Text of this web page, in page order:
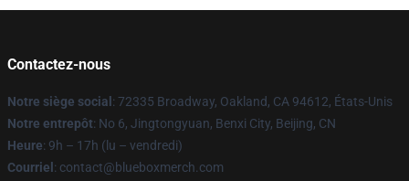
Contactez-nous
Notre siège social : 72335 Broadway, Oakland, CA 94612, États-Unis
Notre entrepôt: No 6, Jingtongyuan, Benxi City, Beijing, CN
Heure: 9h – 17h (lu – vendredi)
Courriel : contact@blueboxmerch.com